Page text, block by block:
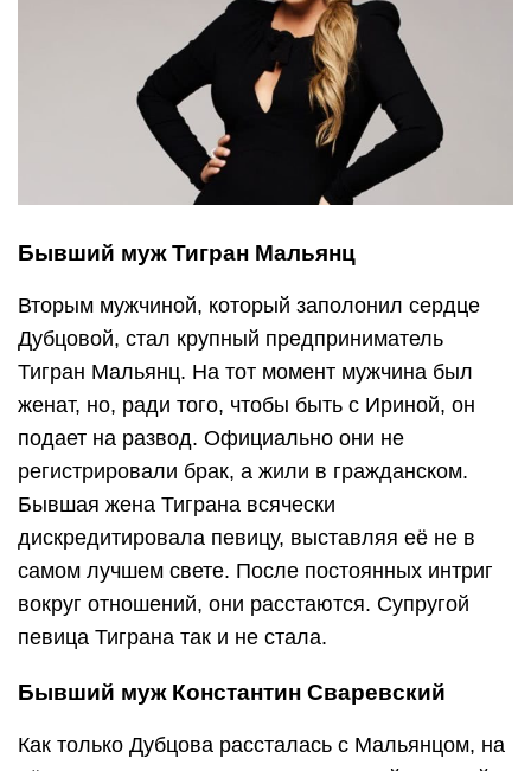
Бывший муж Тигран Мальянц
Вторым мужчиной, который заполонил сердце
Дубцовой, стал крупный предприниматель
Тигран Мальянц. На тот момент мужчина был
женат, но, ради того, чтобы быть с Ириной, он
подает на развод. Официально они не
регистрировали брак, а жили в гражданском.
Бывшая жена Тиграна всячески
дискредитировала певицу, выставляя её не в
самом лучшем свете. После постоянных интриг
вокруг отношений, они расстаются. Супругой
певица Тиграна так и не стала.
Бывший муж Константин Сваревский
Как только Дубцова рассталась с Мальянцом, на